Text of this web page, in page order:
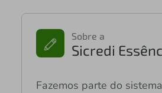
Sobre a
Sicredi
Fazemos parte do